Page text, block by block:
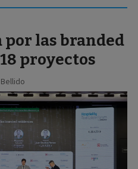
por las branded
proyectos